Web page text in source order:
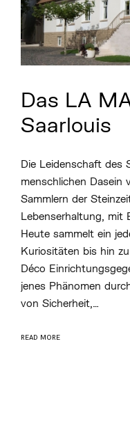
Das LA
Saarlouis
Die Leidenschaft des
menschlichen Dasein
Sammlern der
Lebenserhaltung, mit
Heute sammelt ein
Kuriositäten bis hin
Déco
jenes Phänomen
von Sicherheit,…
READ MORE